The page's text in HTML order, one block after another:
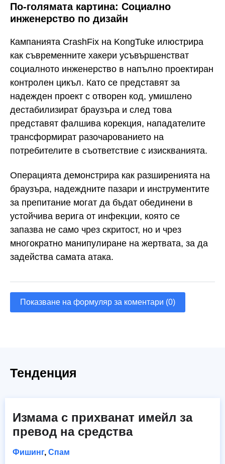
По-голямата картина: Социално
инженерство по дизайн
Кампанията CrashFix на KongTuke илюстрира
как съвременните хакери усъвършенстват
социалното инженерство в напълно проектиран
контролен цикъл. Като се представят за
надежден проект с отворен код, умишлено
дестабилизират браузъра и след това
представят фалшива корекция, нападателите
трансформират разочарованието на
потребителите в съответствие с изискванията.
Операцията демонстрира как разширенията на
браузъра, надеждните пазари и инструментите
за препитание могат да бъдат обединени в
устойчива верига от инфекции, която се
запазва не само чрез скритост, но и чрез
многократно манипулиране на жертвата, за да
задейства самата атака.
Показване на формуляр за коментари (0)
Тенденция
Измама с прихванат имейл за
превод на средства
Фишинг, Спам